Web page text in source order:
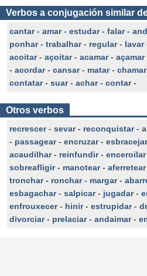
Verbos a conjugación similar
cantar- amar- estudar- falar-
ponhar- trabalhar- regular- lavar
acoitar- açoitar- acamar- açamar
- acordar- cansar- matar- chamar
contatar- suar- achar- contar-
Otros verbos
recrescer- sevar- reconquistar-
- passagear- encruzar- esbracejar
acaudilhar- reinfundir- enceroilar
sobreafligir- manotear- aferretear
tronchar- ronchar- margar-
esbagachar- salpicar- jugadar-
enfrouxecer- hinir- estrupidar-
divorciar- prelaciar- andaimar-